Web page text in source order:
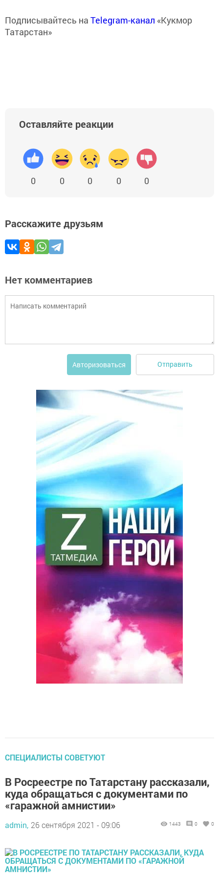
Подписывайтесь на Telegram-канал «Кукмор
Татарстан»
Оставляйте реакции
0 0 0 0 0
Расскажите друзьям
Нет комментариев
Авторизоваться Отправить
СПЕЦИАЛИСТЫ СОВЕТУЮТ
В Росреестре по Татарстану рассказали,
куда обращаться с документами по
«гаражной амнистии»
admin, 26 сентября 2021 - 09:06 1443 0 0